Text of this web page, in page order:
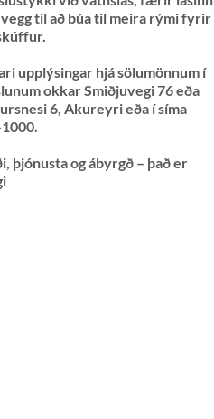
til að búa til meira rými fyrir
upplýsingar hjá sölumönnum í
okkar Smiðjuvegi 76 eða
6, Akureyri eða í síma
þjónusta og ábyrgð – það er